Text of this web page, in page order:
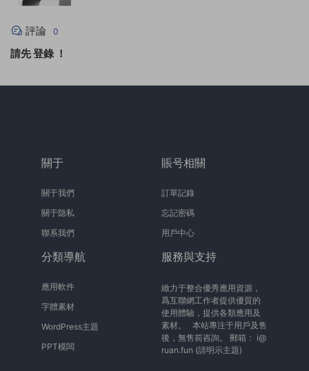
評論 0
請先登錄 ！
關于
關于我們
關于隐私
聯系我們
賬号相關
訂單記錄
忘記密碼
用戶中心
分類導航
應用軟件
字體素材
WordPress主題
PPT模闆
服務與支持
緻力于整合優秀應用資源，
爲互聯網工作者提供優質的
使用體驗，提供各類應用及
素材。 本站專注于用戶及售
後，無售前咨詢。 郵箱： i@
ruan.fun (請明示主題)